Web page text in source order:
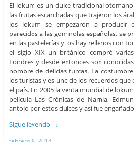
El lokum es un dulce tradicional
las frutas escarchadas que trajeron los
los lokum se empezaron a producir
parecidos a las gominolas españolas, se
en las pastelerías y los hay rellenos con
el siglo XIX un británico compró
Londres y desde entonces son
nombre de delicias turcas. La
los turistas y es uno de los recuerdos que
el país. En 2005 la venta mundial de
película Las Crónicas de Narnia,
antojo por estos dulces y así fue
Sigue leyendo →